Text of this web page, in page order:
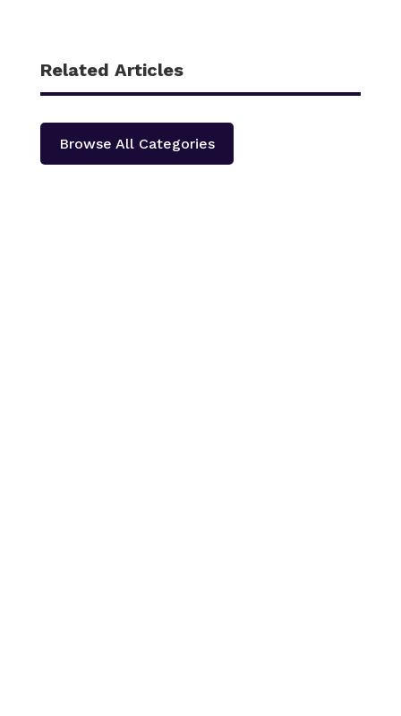
Related Articles
Browse All Categories